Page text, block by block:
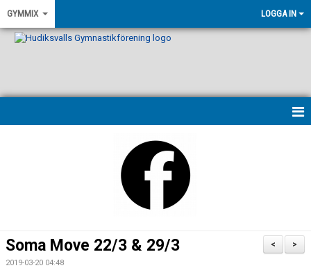
GYMMIX LOGGA IN
KONTAKT
>
<
Soma Move 22/3 & 29/3
2019-03-20 04:48